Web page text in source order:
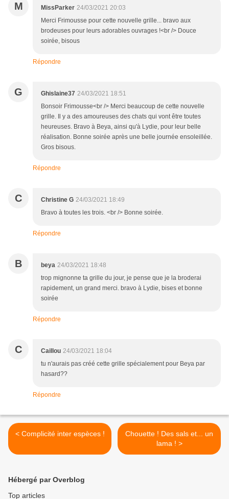
M MissParker 24/03/2021 20:03
Merci Frimousse pour cette nouvelle grille... bravo aux
brodeuses pour leurs adorables ouvrages !<br /> Douce
soirée, bisous
Répondre
G Ghislaine37 24/03/2021 18:51
Bonsoir Frimousse<br /> Merci beaucoup de cette nouvelle
grille. Il y a des amoureuses des chats qui vont être toutes
heureuses. Bravo à Beya, ainsi qu'à Lydie, pour leur belle
réalisation. Bonne soirée après une belle journée ensoleillée.
Gros bisous.
Répondre
C Christine G 24/03/2021 18:49
Bravo à toutes les trois. <br /> Bonne soirée.
Répondre
B beya 24/03/2021 18:48
trop mignonne ta grille du jour, je pense que je la broderai
rapidement, un grand merci. bravo à Lydie, bises et bonne
soirée
Répondre
C Caillou 24/03/2021 18:04
tu n'aurais pas créé cette grille spécialement pour Beya par
hasard??
Répondre
< Complicité inter espèces !
Chouette ! Des sals et... un
lama ! >
Hébergé par Overblog
Top articles